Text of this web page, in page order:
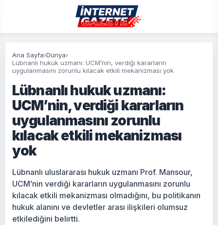
Ana Sayfa›Dünya›
Lübnanlı hukuk uzmanı: UCM’nin, verdiği kararların
uygulanmasını zorunlu kılacak etkili mekanizması yok
Lübnanlı hukuk uzmanı:
UCM’nin, verdiği kararların
uygulanmasını zorunlu
kılacak etkili mekanizması
yok
Lübnanlı uluslararası hukuk uzmanı Prof. Mansour,
UCM’nin verdiği kararların uygulanmasını zorunlu
kılacak etkili mekanizması olmadığını, bu politikanın
hukuk alanını ve devletler arası ilişkileri olumsuz
etkilediğini belirtti.